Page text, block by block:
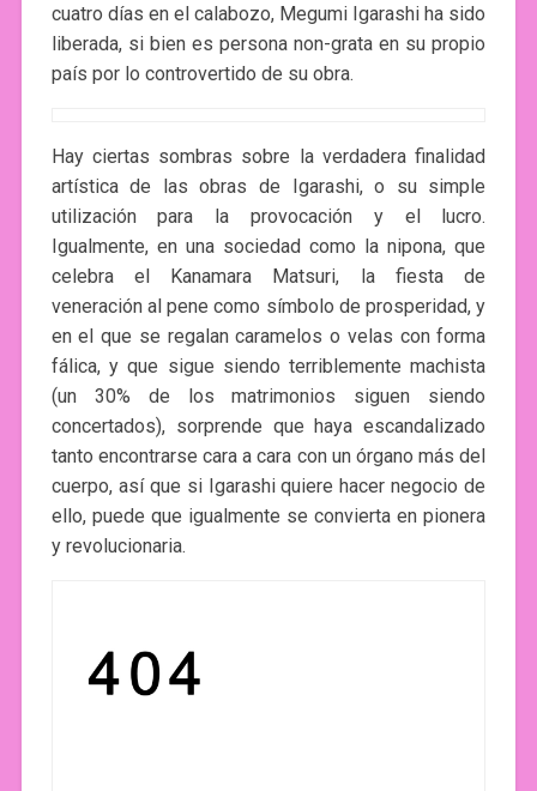
cuatro días en el calabozo, Megumi Igarashi ha sido
liberada, si bien es persona non-grata en su propio
país por lo controvertido de su obra.
Hay ciertas sombras sobre la verdadera finalidad
artística de las obras de Igarashi, o su simple
utilización para la provocación y el lucro.
Igualmente, en una sociedad como la nipona, que
celebra el Kanamara Matsuri, la fiesta de
veneración al pene como símbolo de prosperidad, y
en el que se regalan caramelos o velas con forma
fálica, y que sigue siendo terriblemente machista
(un 30% de los matrimonios siguen siendo
concertados), sorprende que haya escandalizado
tanto encontrarse cara a cara con un órgano más del
cuerpo, así que si Igarashi quiere hacer negocio de
ello, puede que igualmente se convierta en pionera
y revolucionaria.